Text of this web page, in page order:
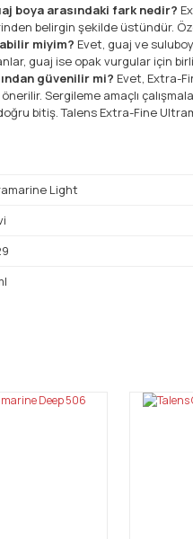
boya arasındaki fark nedir?
belirgin şekilde üstündür.
miyim? Evet, guaj ve
guaj ise opak vurgular için
güvenilir mi? Evet, Extra-
Sergileme amaçlı
bitiş. Talens Extra-Fine
Light
ve diğer konularda yetersiz